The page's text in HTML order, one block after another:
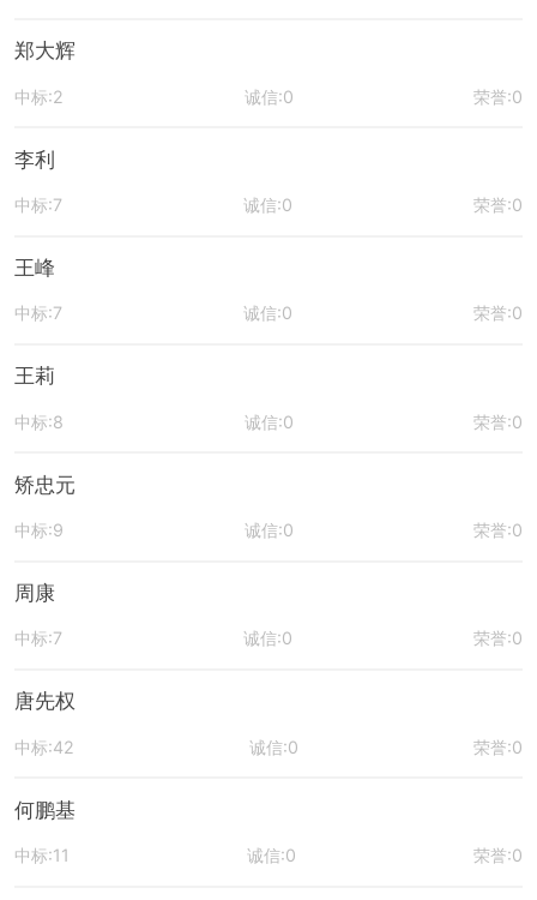
郑大辉
中标:2 诚信:0 荣誉:0
李利
中标:7 诚信:0 荣誉:0
王峰
中标:7 诚信:0 荣誉:0
王莉
中标:8 诚信:0 荣誉:0
矫忠元
中标:9 诚信:0 荣誉:0
周康
中标:7 诚信:0 荣誉:0
唐先权
中标:42 诚信:0 荣誉:0
何鹏基
中标:11 诚信:0 荣誉:0